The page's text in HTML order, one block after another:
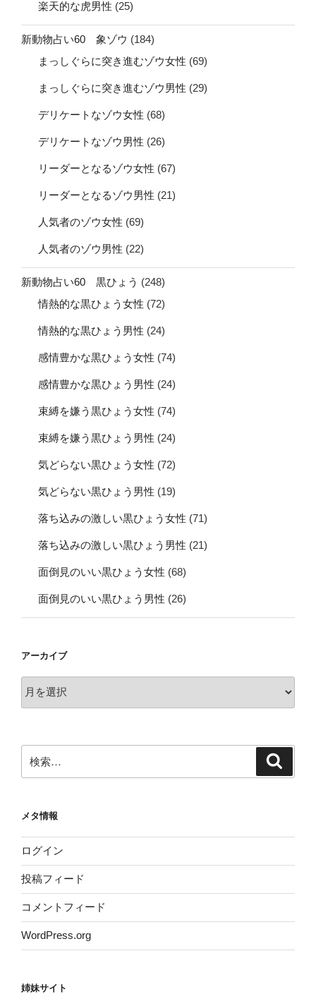
楽天的な虎男性 (25)
新動物占い60 象ゾウ (184)
まっしぐらに突き進むゾウ女性 (69)
まっしぐらに突き進むゾウ男性 (29)
デリケートなゾウ女性 (68)
デリケートなゾウ男性 (26)
リーダーとなるゾウ女性 (67)
リーダーとなるゾウ男性 (21)
人気者のゾウ女性 (69)
人気者のゾウ男性 (22)
新動物占い60 黒ひょう (248)
情熱的な黒ひょう女性 (72)
情熱的な黒ひょう男性 (24)
感情豊かな黒ひょう女性 (74)
感情豊かな黒ひょう男性 (24)
束縛を嫌う黒ひょう女性 (74)
束縛を嫌う黒ひょう男性 (24)
気どらない黒ひょう女性 (72)
気どらない黒ひょう男性 (19)
落ち込みの激しい黒ひょう女性 (71)
落ち込みの激しい黒ひょう男性 (21)
面倒見のいい黒ひょう女性 (68)
面倒見のいい黒ひょう男性 (26)
アーカイブ
ー
索:
メタ情報
ログイン
投稿フィード
コメントフィード
WordPress.org
姉妹サイト